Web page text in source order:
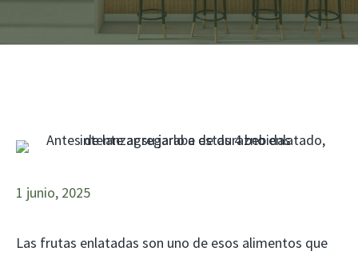
1 junio, 2025
Las frutas enlatadas son uno de esos alimentos que